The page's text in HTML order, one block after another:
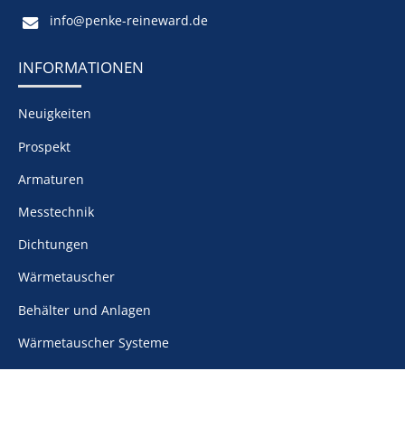
info@penke-reineward.de
INFORMATIONEN
Neuigkeiten
Prospekt
Armaturen
Messtechnik
Dichtungen
Wärmetauscher
Behälter und Anlagen
Wärmetauscher Systeme
Wärmetechnische Apparate